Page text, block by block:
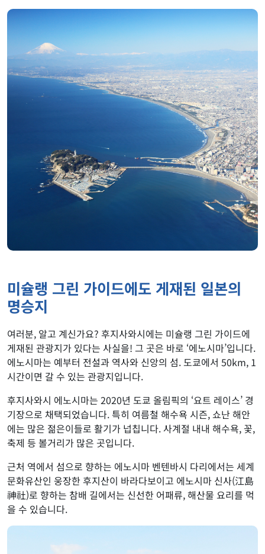
미슐랭 그린 가이드에도 게재된 일본의
명승지
여러분, 알고 계신가요? 후지사와시에는 미슐랭 그린 가이드에
게재된 관광지가 있다는 사실을! 그 곳은 바로 ‘에노시마’입니다.
에노시마는 예부터 전설과 역사와 신앙의 섬. 도쿄에서 50km, 1
시간이면 갈 수 있는 관광지입니다.
후지사와시 에노시마는 2020년 도쿄 올림픽의 ‘요트 레이스’ 경
기장으로 채택되었습니다. 특히 여름철 해수욕 시즌, 쇼난 해안
에는 많은 젊은이들로 활기가 넙칩니다. 사계절 내내 해수욕, 꽃,
축제 등 볼거리가 많은 곳입니다.
근처 역에서 섬으로 향하는 에노시마 벤텐바시 다리에서는 세계
문화유산인 웅장한 후지산이 바라다보이고 에노시마 신사(江島
神社)로 향하는 참배 길에서는 신선한 어패류, 해산물 요리를 먹
을 수 있습니다.